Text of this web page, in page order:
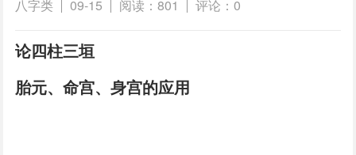
八字类 09-15 阅读：801 评论：0
论四柱三垣
胎元、命宫、身宫的应用